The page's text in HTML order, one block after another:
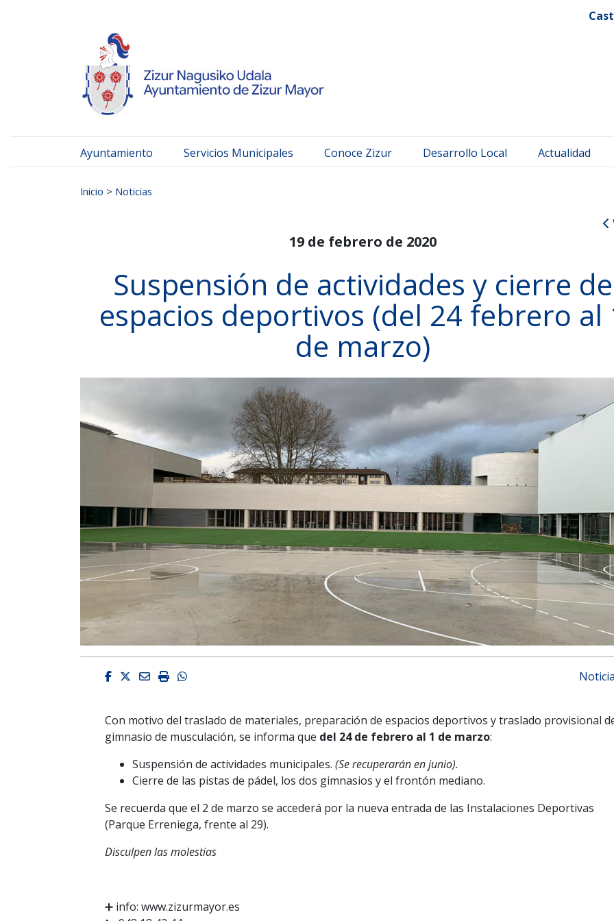
Ayuntamiento Servicios Municipales Conoce Zizur Desarrollo Local Actualidad
Inicio > Noticias
19 de febrero de 2020
Suspensión de actividades y cierre de
espacios deportivos (del 24 febrero al
de marzo)
Facebook
Twitter
EmailImprimirWhatsapp
Con motivo del traslado de materiales, preparación de espacios deportivos y traslado provisional
gimnasio de musculación, se informa que del 24 de febrero al 1 de marzo:
Suspensión de actividades municipales. (Se recuperarán en junio).
Cierre de las pistas de pádel, los dos gimnasios y el frontón mediano.
Se recuerda que el 2 de marzo se accederá por la nueva entrada de las Instalaciones Deportivas
(Parque Erreniega, frente al 29).
Disculpen las molestias
➕ info: www.zizurmayor.es